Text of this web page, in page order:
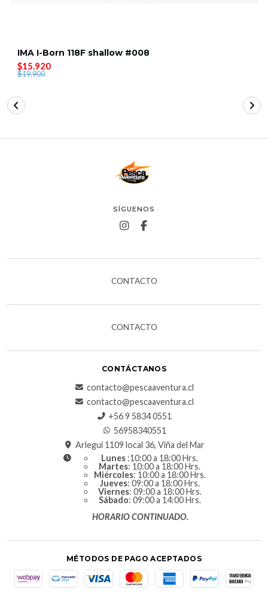
IMA I-Born 118F shallow #008
$15.920
$19.900
SÍGUENOS
CONTACTO
CONTACTO
CONTÁCTANOS
contacto@pescaaventura.cl
contacto@pescaaventura.cl
+56 9 5834 0551
56958340551
Arlegui 1109 local 36, Viña del Mar
Lunes :10:00 a 18:00 Hrs.
Martes: 10:00 a 18:00 Hrs.
Miércoles: 10:00 a 18:00 Hrs.
Jueves: 09:00 a 18:00 Hrs.
Viernes: 09:00 a 18:00 Hrs.
Sábado: 09:00 a 14:00 Hrs.
HORARIO CONTINUADO.
MÉTODOS DE PAGO ACEPTADOS